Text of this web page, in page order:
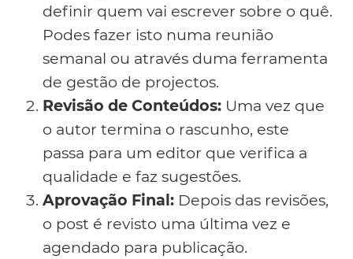
definir quem vai escrever sobre o quê.
Podes fazer isto numa reunião
semanal ou através duma ferramenta
de gestão de projectos.
Revisão de Conteúdos: Uma vez que
o autor termina o rascunho, este
passa para um editor que verifica a
qualidade e faz sugestões.
Aprovação Final: Depois das revisões,
o post é revisto uma última vez e
agendado para publicação.